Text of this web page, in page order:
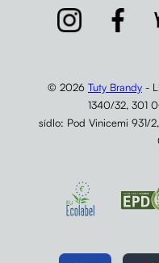
© 2026 Tuty Brandy-
1340/32, 301
sídlo: Pod Vinicemi 931/